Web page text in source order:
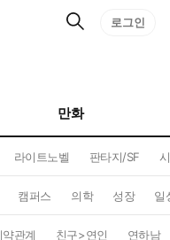
검
로그인
만화
라이트노벨 판타지/SF
캠퍼스 의학 성장 일
약관계 친구>연인 연하남